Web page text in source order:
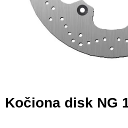
Kočiona disk NG